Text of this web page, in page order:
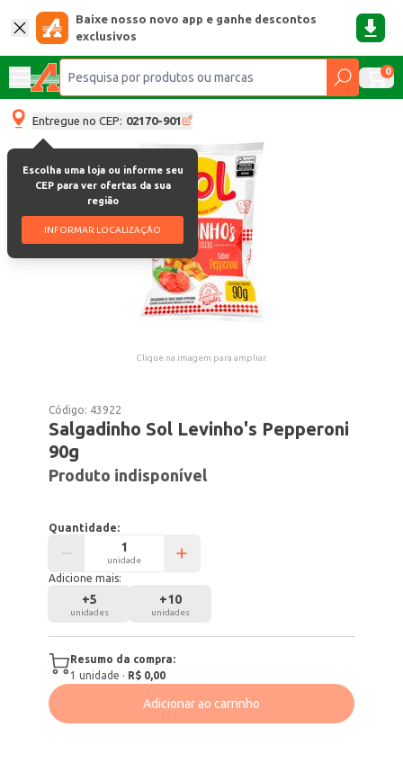
Baixe nosso novo app e ganhe descontos
exclusivos
0
Entregue no CEP: 02170-901
Escolha uma loja ou informe seu
CEP para ver ofertas da sua
região
INFORMAR LOCALIZAÇÃO
Clique na imagem para ampliar.
Código: 43922
Salgadinho Sol Levinho's Pepperoni
90g
Produto indisponível
Quantidade:
unidade
Adicione mais:
+5
unidades
+10
unidades
Resumo da compra:
1 unidade · R$ 0,00
Adicionar ao carrinho